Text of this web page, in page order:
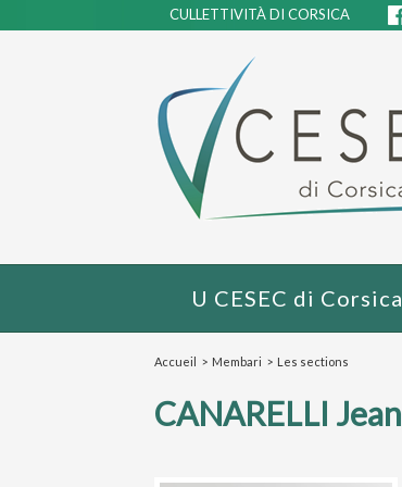
CULLETTIVITÀ DI CORSICA
U CESEC di Corsica
Accueil > Membari > Les sections
CANARELLI Jean